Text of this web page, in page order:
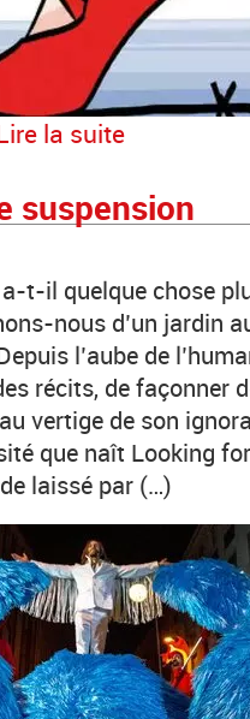
la suite
suspension
t-il quelque chose
nous d’un jardin
l’aube de
récits, de façonner
vertige de son
que naît Looking
laissé par (…)